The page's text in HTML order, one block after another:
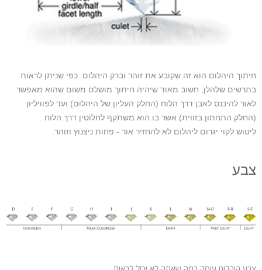
חיתוך היהלום הוא זה שקובע את זוהר וברק היהלום. כפי שניתן לראות
בתרשים שלהלן, חשוב מאוד שיהיה חיתוך מושלם משום שהוא מאפשר
לאור להיכנס לאבן דרך הלוח (החלק העליון של היהלום) ועד לפוויליון
(החלק התחתון בזווית) אשר בו הוא משתקף לחלוטין דרך הלוח .
ליטוש לקוי יגרום ליהלום לא להחזיר אור - פחות ניצנוץ וזוהר.
צבע